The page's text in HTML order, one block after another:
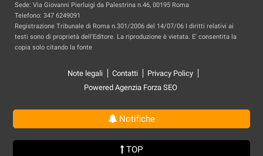
Sede: Via Giovanni Pierluigi da Palestrina n.46, 00195 Roma
Telefono: 347 6249091
Registrazione Tribunale di Roma n.301/2006 del 14/07/06 I diritti relativi ai
testi sono di proprietà dell'Editore. La riproduzione è vietata. E' consentita la
copia solo citando la fonte
Note legali Contatti
Privacy Policy
Powered Agenzia Forza SEO
Notifiche
TOP